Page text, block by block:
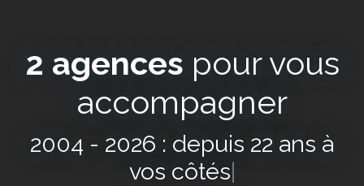
2 agences pour vous
accompagner
2004 - 2026 : depuis 22 ans à
vos côtés|